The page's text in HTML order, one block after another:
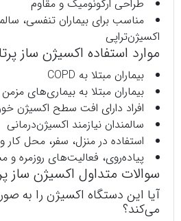
طراحی ارگونومیک و مقاوم
مناسب برای بیماران تنفسی،
اکسیژن‌تراپی
موارد استفاده اکسیژن ساز
بیماران مبتلا به COPD
بیماران مبتلا به بیماری‌های
افراد دارای افت سطح اکسیژن
سالمندان نیازمند اکسیژن‌درمانی
استفاده در منزل، سفر، محل کار
پیاده‌روی، فعالیت‌های روزمره و
سوالات متداول اکسیژن ساز
آیا این دستگاه اکسیژن را به
می‌کند؟